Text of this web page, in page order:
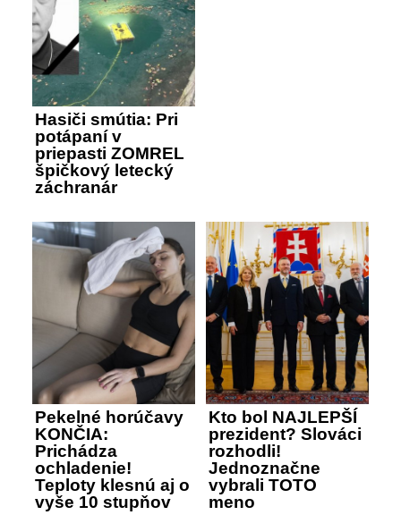
Hasiči smútia: Pri
potápaní v
priepasti ZOMREL
špičkový letecký
záchranár
Pekelné horúčavy
KONČIA:
Prichádza
ochladenie!
Teploty klesnú aj o
vyše 10 stupňov
Kto bol NAJLEPŠÍ
prezident? Slováci
rozhodli!
Jednoznačne
vybrali TOTO
meno